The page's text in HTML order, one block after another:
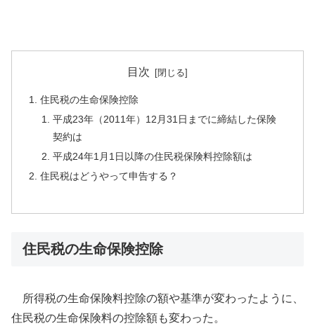
目次
住民税の生命保険控除
平成23年（2011年）12月31日までに締結した保険
契約は
平成24年1月1日以降の住民税保険料控除額は
住民税はどうやって申告する？
住民税の生命保険控除
所得税の生命保険料控除の額や基準が変わったように、
住民税の生命保険料の控除額も変わった。